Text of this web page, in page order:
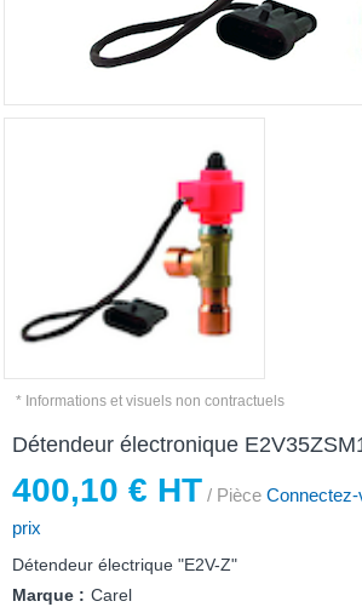
* Informations et visuels non contractuels
Détendeur électronique
400,10 € HT / Pièce
prix
Détendeur électrique "E2V-Z"
Marque : Carel